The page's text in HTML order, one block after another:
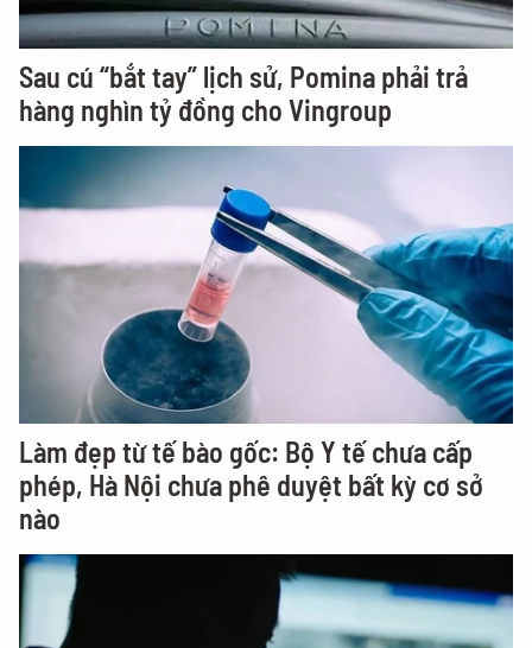
Sau cú “bắt tay” lịch sử, Pomina phải trả
hàng nghìn tỷ đồng cho Vingroup
Làm đẹp từ tế bào gốc: Bộ Y tế chưa cấp
phép, Hà Nội chưa phê duyệt bất kỳ cơ sở
nào